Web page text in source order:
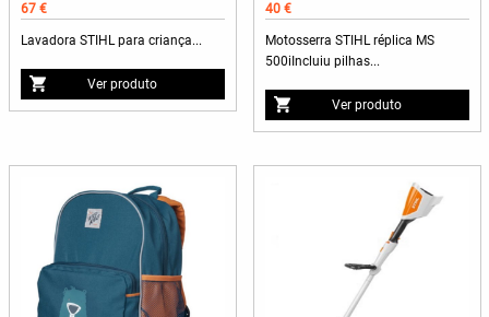
67 €
Lavadora STIHL para criança...
Ver produto
40 €
Motosserra STIHL réplica MS
500iIncluiu pilhas...
Ver produto